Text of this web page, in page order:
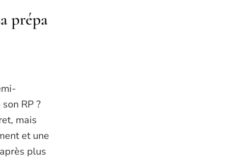
prépa
RP ?
mais
et une
plus